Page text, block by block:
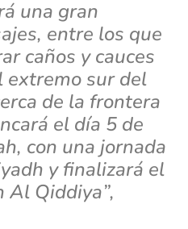
una gran
entre los que
caños y cauces
extremo sur del
de la frontera
el día 5 de
con una jornada
y finalizará el
Al Qiddiya”,